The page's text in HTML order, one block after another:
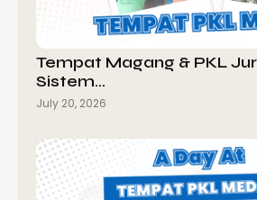
Tempat Magang & PKL
Sistem…
July 20, 2026